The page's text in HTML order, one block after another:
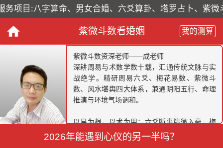
项目:八字算命、男女合婚、六爻算卦、塔罗占卜、紫微
紫微斗数看婚姻 我的测算
紫微斗数资深老师——成老师
深耕周易与术数学数十载，汇通传统文脉与实
战绝学。精研周易六爻、梅花易数、紫微斗
数、风水堪舆四大体系，兼通阴阳五行、命理
推演与环境气场调和。
以易为根，以术为用；六爻断事精微入毫，梅
花占象直指本心，紫微斗数洞彻人生大运，风
水布局调和阴阳、催旺家宅与事业。不尚空
2026年能遇到心仪的另一半吗？